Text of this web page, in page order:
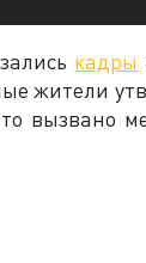
кадры
жители
вызвано